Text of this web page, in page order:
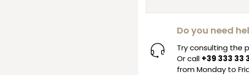
Do you need
Try consulting the
Or call +39 333 33
from Monday to